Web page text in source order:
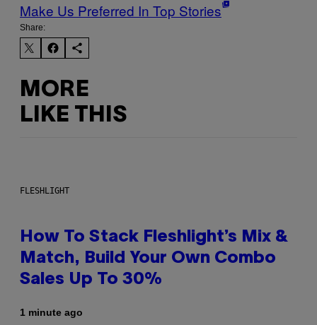
Make Us Preferred In Top Stories
Share:
MORE
LIKE THIS
FLESHLIGHT
How To Stack Fleshlight’s Mix &
Match, Build Your Own Combo
Sales Up To 30%
1 minute ago